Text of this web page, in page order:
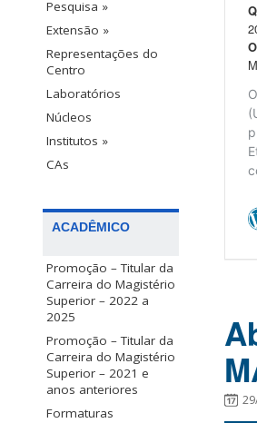
Pesquisa »
Extensão »
Representações do
Centro
Laboratórios
Núcleos
Institutos »
CAs
ACADÊMICO
Promoção – Titular da
Carreira do Magistério
Superior – 2022 a
2025
Promoção – Titular da
Carreira do Magistério
Superior – 2021 e
anos anteriores
Formaturas